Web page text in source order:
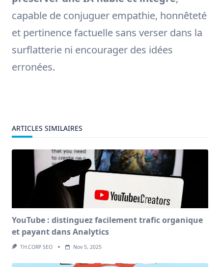
capable de conjuguer empathie, honnêteté
et pertinence factuelle sans verser dans la
surflatterie ni encourager des idées
erronées.
ARTICLES SIMILAIRES
YouTube : distinguez facilement trafic organique
et payant dans Analytics
TH.CORP SEO Nov 5, 2025